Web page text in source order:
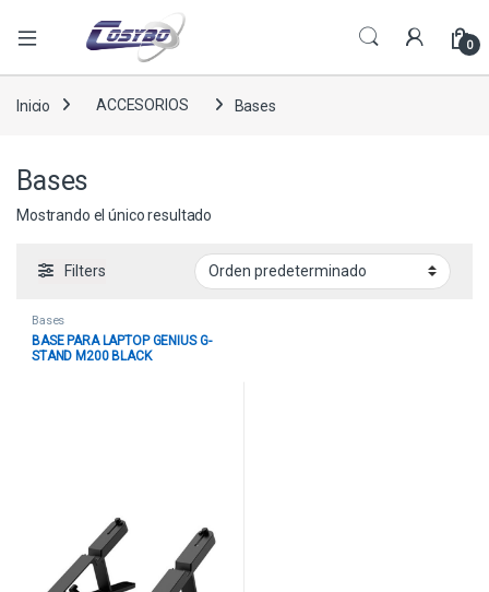
0
Inicio ACCESORIOS Bases
Bases
Mostrando el único resultado
Filters
Bases
BASE PARA LAPTOP GENIUS G-
STAND M200 BLACK